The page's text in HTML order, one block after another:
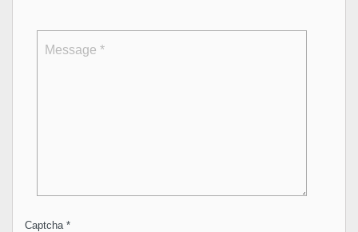
Message *
Captcha*